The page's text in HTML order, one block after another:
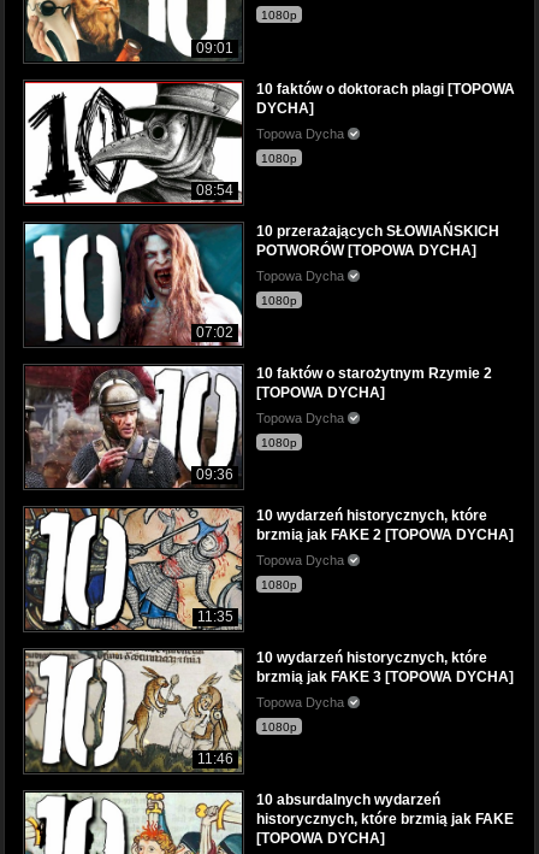
09:01
1080p
08:54
10 faktów o doktorach plagi [TOPOWA
DYCHA]
Topowa Dycha
1080p
07:02
10 przerażających SŁOWIAŃSKICH
POTWORÓW [TOPOWA DYCHA]
Topowa Dycha
1080p
09:36
10 faktów o starożytnym Rzymie 2
[TOPOWA DYCHA]
Topowa Dycha
1080p
11:35
10 wydarzeń historycznych, które
brzmią jak FAKE 2 [TOPOWA DYCHA]
Topowa Dycha
1080p
11:46
10 wydarzeń historycznych, które
brzmią jak FAKE 3 [TOPOWA DYCHA]
Topowa Dycha
1080p
10 absurdalnych wydarzeń
historycznych, które brzmią jak FAKE
[TOPOWA DYCHA]